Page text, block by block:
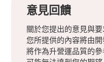
意見回饋
關於您提出的意見與
您所提供的內容將由
將作為升營運品質的